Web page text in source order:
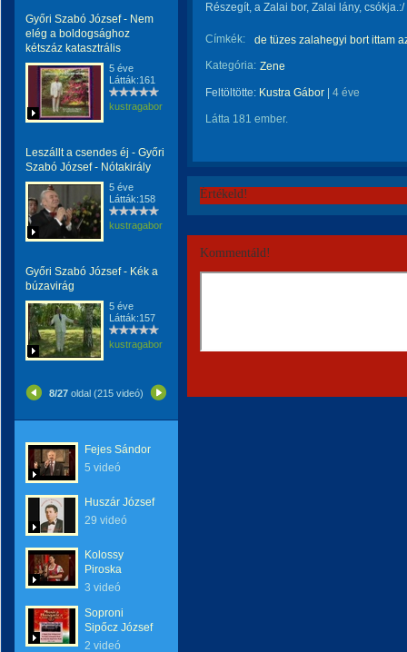
Győri Szabó József - Nem
elég a boldogsághoz
kétszáz katasztrális
5 éve
Látták:161
kustragabor
Leszállt a csendes éj - Győri
Szabó József - Nótakirály
5 éve
Látták:158
kustragabor
Győri Szabó József - Kék a
búzavirág
5 éve
Látták:157
kustragabor
8/27 oldal (215 videó)
Fejes Sándor
5 videó
Huszár József
29 videó
Kolossy
Piroska
3 videó
Soproni
Sipőcz József
2 videó
Részegít, a Zalai bor, Zalai lány, csókja.:/
Címkék:
de tüzes zalahegyi bort ittam
Kategória: Zene
Feltöltötte: Kustra Gábor 4 éve
Látta 181 ember.
Értékeld!
Kommentáld!